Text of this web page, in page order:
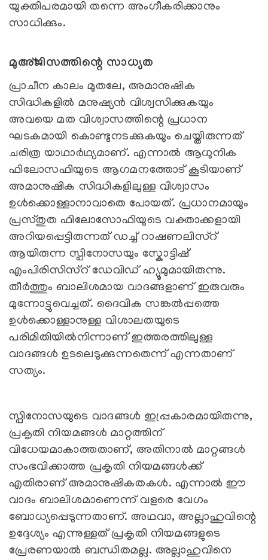
യുക്തിപരമായി തന്നെ അംഗീകരിക്കാനും
സാധിക്കും.
മുഅ്ജിസത്തിന്റെ സാധ്യത
പ്രാചീന കാലം മുതലേ, അമാനുഷിക
സിദ്ധികളിൽ മനുഷ്യൻ വിശ്വസിക്കുകയും
അവയെ മത വിശ്വാസത്തിന്റെ പ്രധാന
ഘടകമായി കൊണ്ടുനടക്കുകയും ചെയ്തിരുന്നത്
ചരിത്ര യാഥാർഥ്യമാണ്. എന്നാൽ ആധുനിക
ഫിലോസഫിയുടെ ആഗമനത്തോട് കൂടിയാണ്
അമാനുഷിക സിദ്ധികളിലുള്ള വിശ്വാസം
ഉൾക്കൊള്ളാനാവാതെ പോയത്. പ്രധാനമായും
പ്രസ്തുത ഫിലോസോഫിയുടെ വക്താക്കളായി
അറിയപ്പെട്ടിരുന്നത് ഡച്ച് റാഷണലിസ്റ്
ആയിരുന്ന സ്പിനോസയും സ്കോട്ടിഷ്
എംപിരിസിസ്റ് ഡേവിഡ് ഹ്യൂമുമായിരുന്നു.
തീർത്തും ബാലിശമായ വാദങ്ങളാണ് ഇരുവരും
മുന്നോട്ടുവെച്ചത്. ദൈവിക സങ്കൽപ്പത്തെ
ഉൾക്കൊള്ളാനുള്ള വിശാലതയുടെ
പരിമിതിയിൽനിന്നാണ് ഇത്തരത്തിലുള്ള
വാദങ്ങൾ ഉടലെടുക്കുന്നതെന്ന് എന്നതാണ്
സത്യം.
സ്പിനോസയുടെ വാദങ്ങൾ ഇപ്പ്രകാരമായിരുന്നു,
പ്രകൃതി നിയമങ്ങൾ മാറ്റത്തിന്
വിധേയമാകാത്തതാണ്, അതിനാൽ മാറ്റങ്ങൾ
സംഭവിക്കാത്ത പ്രകൃതി നിയമങ്ങൾക്ക്
എതിരാണ് അമാനുഷികതകൾ. എന്നാൽ ഈ
വാദം ബാലിശമാണെന്ന് വളരെ വേഗം
ബോധ്യപ്പെടുന്നതാണ്. അഥവാ, അല്ലാഹുവിന്റെ
ഉദ്ദേശ്യം എന്നുള്ളത് പ്രകൃതി നിയമങ്ങളുടെ
പ്രേരണയാൽ ബന്ധിതമല്ല. അല്ലാഹുവിനെ